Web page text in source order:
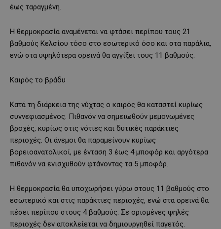
έως ταραγμένη.
Η θερμοκρασία αναμένεται να φτάσει περίπου τους 21
βαθμούς Κελσίου τόσο στο εσωτερικό όσο και στα παράλια,
ενώ στα υψηλότερα ορεινά θα αγγίξει τους 11 βαθμούς.
Καιρός το βράδυ
Κατά τη διάρκεια της νύχτας ο καιρός θα καταστεί κυρίως
συννεφιασμένος. Πιθανόν να σημειωθούν μεμονωμένες
βροχές, κυρίως στις νότιες και δυτικές παράκτιες
περιοχές. Οι άνεμοι θα παραμείνουν κυρίως
βορειοανατολικοί, με ένταση 3 έως 4 μποφόρ και αργότερα
πιθανόν να ενισχυθούν φτάνοντας τα 5 μποφόρ.
Η θερμοκρασία θα υποχωρήσει γύρω στους 11 βαθμούς στο
εσωτερικό και στις παράκτιες περιοχές, ενώ στα ορεινά θα
πέσει περίπου στους 4 βαθμούς. Σε ορισμένες ψηλές
περιοχές δεν αποκλείεται να δημιουργηθεί παγετός.